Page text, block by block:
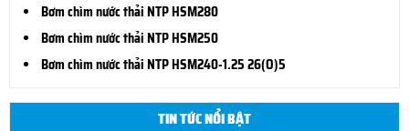
Bơm chìm nước thải NTP HSM280
Bơm chìm nước thải NTP HSM250
Bơm chìm nước thải NTP HSM240-1.25 26(O)5
TIN TỨC NỔI BẬT